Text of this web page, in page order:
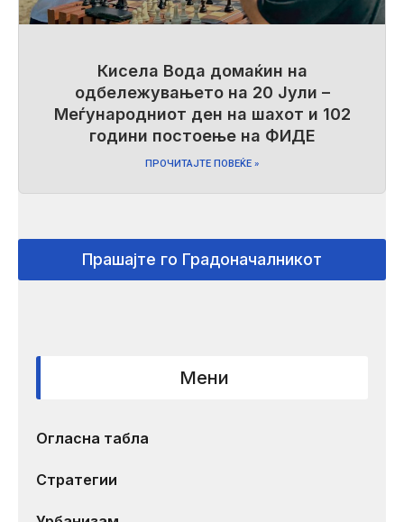
Кисела Вода домаќин на
одбележувањето на 20 Јули –
Меѓународниот ден на шахот и 102
години постоење на ФИДЕ
ПРОЧИТАЈТЕ ПОВЕЌЕ »
Прашајте го Градоначалникот
Мени
Огласна табла
Стратегии